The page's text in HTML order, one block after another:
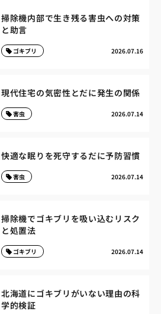
掃除機内部で生き残る害虫への対策
と助言
2026.07.16
ゴキブリ
現代住宅の気密性とだに発生の関係
2026.07.14
害虫
快適な眠りを死守するだに予防習慣
2026.07.14
害虫
掃除機でゴキブリを吸い込むリスク
と処置法
2026.07.14
ゴキブリ
北海道にゴキブリがいない理由の科
学的検証